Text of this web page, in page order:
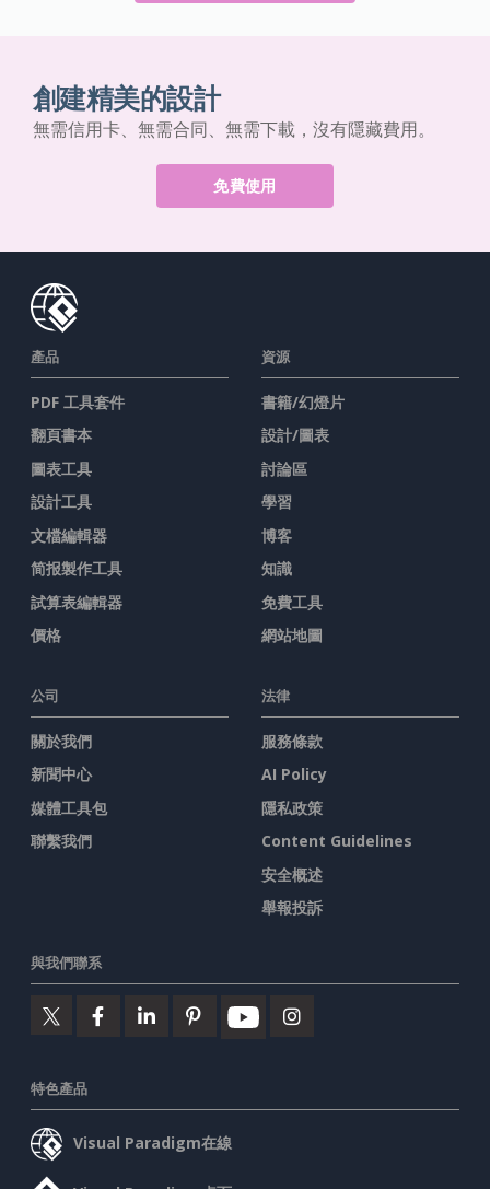
創建精美的設計
無需信用卡、無需合同、無需下載，沒有隱藏費用。
免費使用
產品
PDF 工具套件
翻頁書本
圖表工具
設計工具
文檔編輯器
简报製作工具
試算表編輯器
價格
資源
書籍/幻燈片
設計/圖表
討論區
學習
博客
知識
免費工具
網站地圖
公司
關於我們
新聞中心
媒體工具包
聯繫我們
法律
服務條款
AI Policy
隱私政策
Content Guidelines
安全概述
舉報投訴
與我們聯系
特色產品
Visual Paradigm在線